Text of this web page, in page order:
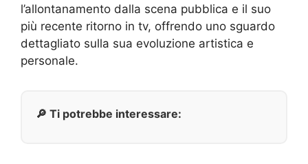
l’allontanamento dalla scena pubblica e il suo
più recente ritorno in tv, offrendo uno sguardo
dettagliato sulla sua evoluzione artistica e
personale.
🔎 Ti potrebbe interessare: